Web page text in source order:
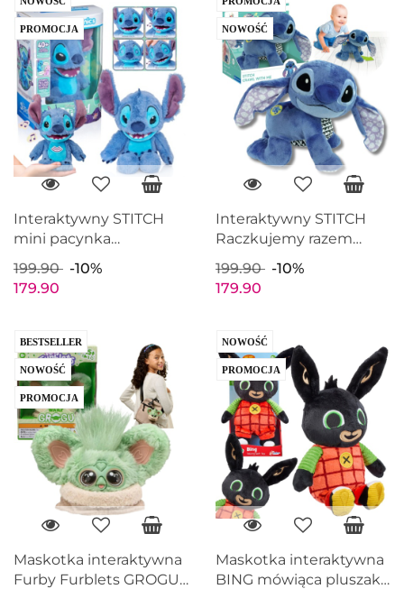
PROMOCJA
Interaktywny STITCH
mini pacynka
Stitch
199.90
-10%
179.90
NOWOŚĆ
Interaktywny STITCH
Raczkujemy razem
199.90
-10%
179.90
BESTSELLER
NOWOŚĆ
PROMOCJA
Maskotka interaktywna
Furby Furblets GROGU
NOWOŚĆ
PROMOCJA
Maskotka interaktywna
BING mówiąca pluszak